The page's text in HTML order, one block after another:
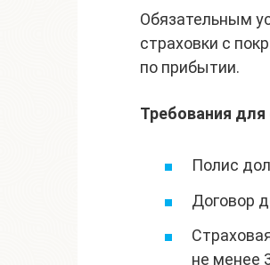
Обязательным
страховки с
по прибытии.
Требования для
Полис
Договор
не менее